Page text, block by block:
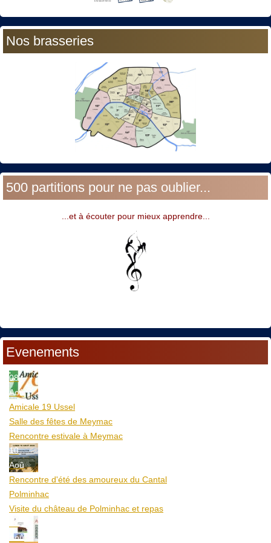
Nos brasseries
500 partitions pour ne pas oublier...
...et à écouter pour mieux apprendre...
Evenements
08
Aoû
Amicale 19 Ussel
Salle des fêtes de Meymac
Rencontre estivale à Meymac
10
Aoû
Rencontre d'été des amoureux du Cantal
Polminhac
Visite du château de Polminhac et repas
12
Aoû